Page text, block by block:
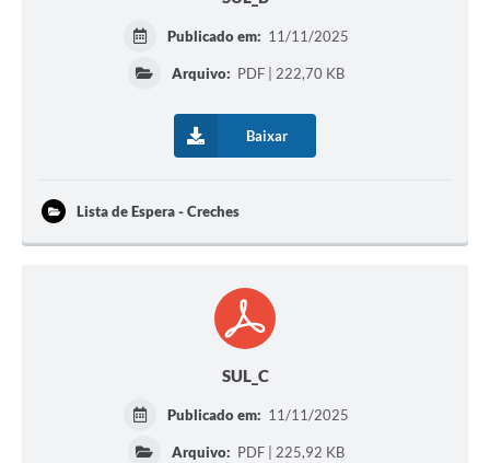
Publicado em: 11/11/2025
Arquivo: PDF | 222,70 KB
Baixar
Lista de Espera - Creches
SUL_C
Publicado em: 11/11/2025
Arquivo: PDF | 225,92 KB